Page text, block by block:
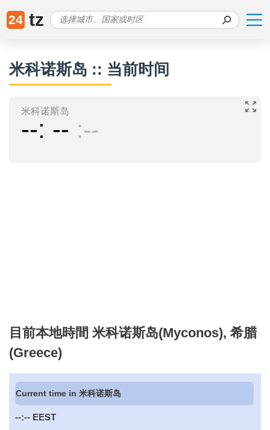
24 tz
米科诺斯岛 :: 当前时间
米科诺斯岛
-- -- --
目前本地時間 米科诺斯岛(Myconos), 希腊
(Greece)
Current time in 米科诺斯岛
--:-- EEST